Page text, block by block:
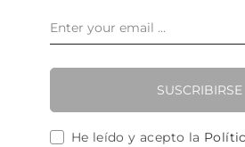
SUSCRIBIRSE
He leído y acepto la